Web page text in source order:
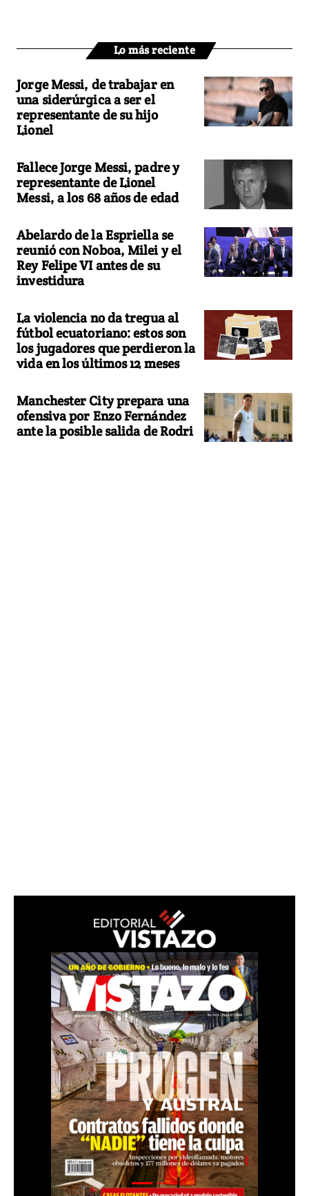
Lo más reciente
Jorge Messi, de trabajar en
una siderúrgica a ser el
representante de su hijo
Lionel
Fallece Jorge Messi, padre y
representante de Lionel
Messi, a los 68 años de edad
Abelardo de la Espriella se
reunió con Noboa, Milei y el
Rey Felipe VI antes de su
investidura
La violencia no da tregua al
fútbol ecuatoriano: estos son
los jugadores que perdieron la
vida en los últimos 12 meses
Manchester City prepara una
ofensiva por Enzo Fernández
ante la posible salida de Rodri